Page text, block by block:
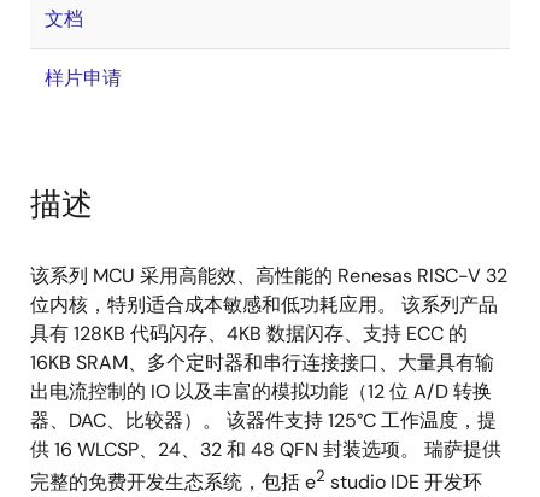
文档
样片申请
描述
该系列 MCU 采用高能效、高性能的 Renesas RISC-V 32
位内核，特别适合成本敏感和低功耗应用。 该系列产品
具有 128KB 代码闪存、4KB 数据闪存、支持 ECC 的
16KB SRAM、多个定时器和串行连接接口、大量具有输
出电流控制的 IO 以及丰富的模拟功能（12 位 A/D 转换
器、DAC、比较器）。 该器件支持 125°C 工作温度，提
供 16 WLCSP、24、32 和 48 QFN 封装选项。 瑞萨提供
完整的免费开发生态系统，包括 e2 studio IDE 开发环